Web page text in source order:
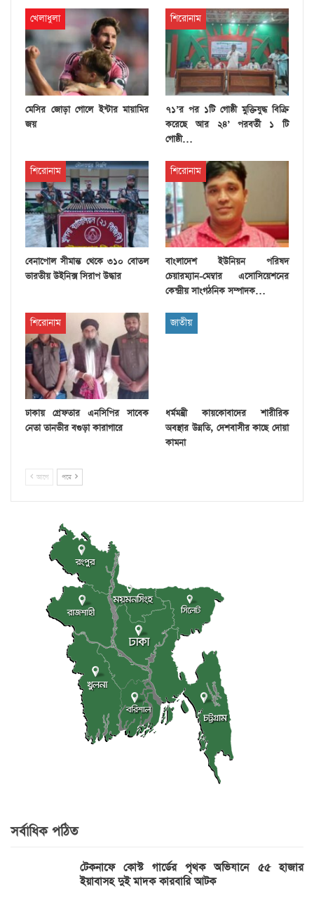
খেলাধুলা
মেসির জোড়া গোলে ইন্টার মায়ামির
জয়
শিরোনাম
৭১’র পর ১টি গোষ্ঠী মুক্তিযুদ্ধ বিক্রি
করেছে আর ২৪’ পরবর্তী ১ টি
গোষ্ঠী…
শিরোনাম
বেনাপোল সীমান্ত থেকে ৩১০ বোতল
ভারতীয় উইনিক্স সিরাপ উদ্ধার
শিরোনাম
বাংলাদেশ ইউনিয়ন পরিষদ
চেয়ারম্যান-মেম্বার এসোসিয়েশনের
কেন্দ্রীয় সাংগঠনিক সম্পাদক…
শিরোনাম
ঢাকায় গ্রেফতার এনসিপির সাবেক
নেতা তানভীর বগুড়া কারাগারে
জাতীয়
ধর্মমন্ত্রী কায়কোবাদের শারীরিক
অবস্থার উন্নতি, দেশবাসীর কাছে দোয়া
কামনা
আগে পরে
সর্বাধিক পঠিত
টেকনাফে কোস্ট গার্ডের পৃথক অভিযানে ৫৫ হাজার
ইয়াবাসহ দুই মাদক কারবারি আটক